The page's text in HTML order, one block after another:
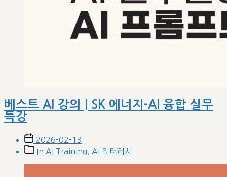
베스트 AI 강의 | SK 에너지-AI 융합 실무
특강
Post
date
2026-02-13
PostIn AI Training AI 리터러시